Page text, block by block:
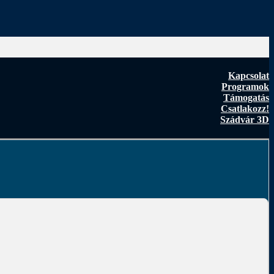
Kapcsolat
Programok
Támogatás
Csatlakozz!
Szádvár 3D